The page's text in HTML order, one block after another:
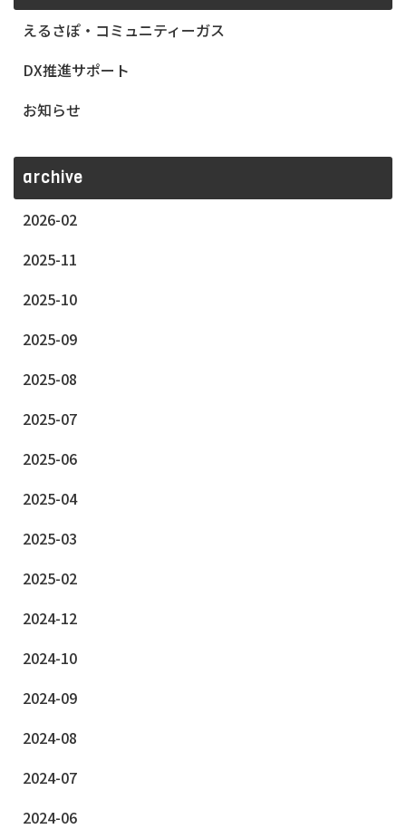
えるさぽ・コミュニティーガス
DX推進サポート
お知らせ
archive
2026-02
2025-11
2025-10
2025-09
2025-08
2025-07
2025-06
2025-04
2025-03
2025-02
2024-12
2024-10
2024-09
2024-08
2024-07
2024-06